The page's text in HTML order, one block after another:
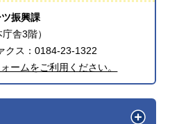
振興課
舎3階）
ス：0184-23-1322
ームをご利用ください。